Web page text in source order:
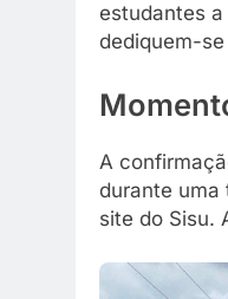
estudantes
dediquem-se
A
durante uma
site do Sisu.